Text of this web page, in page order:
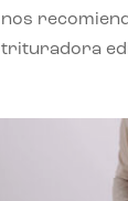
nos
trituradora